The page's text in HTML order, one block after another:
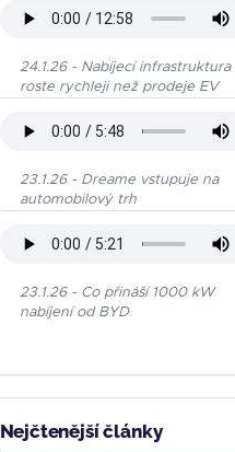
24.1.26 - Nabíjecí infrastruktura
roste rychleji než prodeje EV
23.1.26 - Dreame vstupuje na
automobilový trh
23.1.26 - Co přináší 1000 kW
nabíjení od BYD
Nejčtenější články